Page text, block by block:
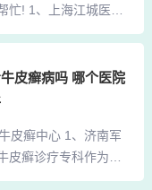
忙! 1、上海江城医院
治疗皮肤病的医院，
内享有盛誉。医院汇
国务院津贴的皮肤病
他们在治疗各种皮肤
三十多年的丰富经
还是清楚的，牛皮癣
皮癣病吗 哪个医院
皮癣中心 1、济南军
皮癣诊疗专科作为医
，致力于为牛皮癣疾